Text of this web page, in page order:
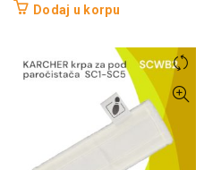
Dodaj u korpu